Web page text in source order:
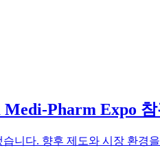
Pharm Expo 참
니다. 향후 제도와 시장 환경